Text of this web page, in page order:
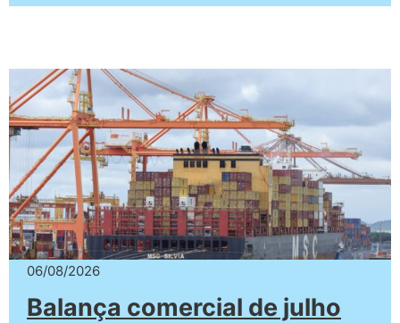
06/08/2026
Balança comercial de julho